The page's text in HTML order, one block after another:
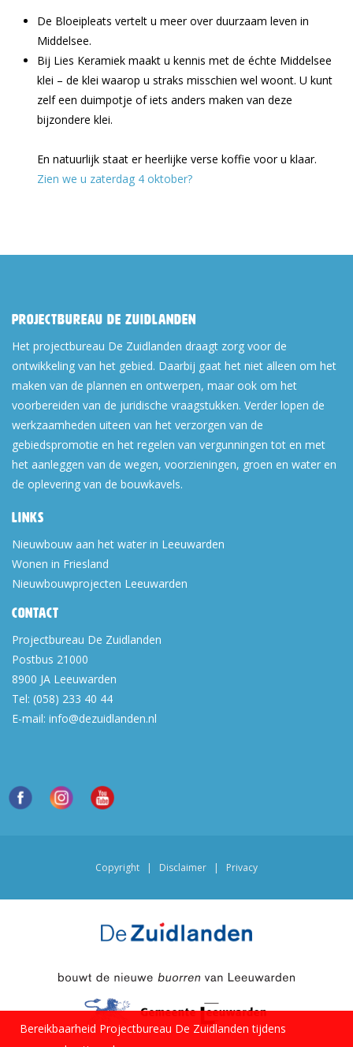
De Bloeipleats vertelt u meer over duurzaam leven in
Middelsee.
Bij Lies Keramiek maakt u kennis met de échte Middelsee
klei – de klei waarop u straks misschien wel woont. U kunt
zelf een duimpotje of iets anders maken van deze
bijzondere klei.
En natuurlijk staat er heerlijke verse koffie voor u klaar.
Zien we u zaterdag 4 oktober?
Projectbureau De Zuidlanden
Het projectbureau De Zuidlanden draagt zorg voor de
ontwikkeling van het gebied. Daarbij gaat het niet alleen om het
maken van de plannen en ontwerpen, maar ook om het
voorbereiden van de juridische vraagstukken. Verder lopen de
werkzaamheden uiteen van het verzorgen van de
gebiedspromotie en het regelen van vergunningen tot en met
het aanleggen van de wegen, voorzieningen, groen en water en
de oplevering van de bouwkavels.
Links
Nieuwbouw aan het water in Leeuwarden
Wonen in Friesland
Nieuwbouwprojecten Leeuwarden
Contact
Projectbureau De Zuidlanden
Postbus 21000
8900 JA Leeuwarden
Tel: (058) 233 40 44
E-mail: info@dezuidlanden.nl
Copyright | Disclaimer | Privacy
Bereikbaarheid Projectbureau De Zuidlanden tijdens